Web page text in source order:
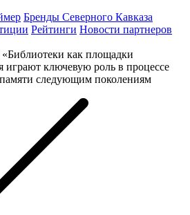
Бренды Северного Кавказа
Рейтинги Новости партнеров